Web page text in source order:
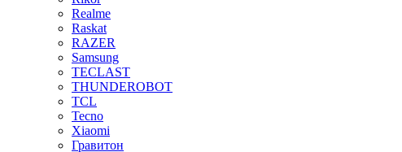
Realme
Raskat
RAZER
Samsung
TECLAST
THUNDEROBOT
TCL
Tecno
Xiaomi
Гравитон